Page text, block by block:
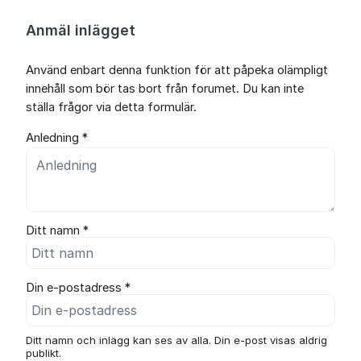
Anmäl inlägget
Använd enbart denna funktion för att påpeka olämpligt
innehåll som bör tas bort från forumet. Du kan inte
ställa frågor via detta formulär.
Anledning *
Ditt namn *
Din e-postadress *
Ditt namn och inlägg kan ses av alla. Din e-post visas aldrig
publikt.